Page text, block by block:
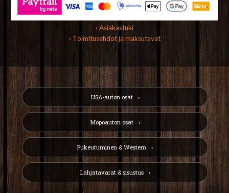
› Asiakastuki
› Toimitusehdot ja maksutavat
USA-auton osat
Mopoauton osat
Pukeutuminen & Western
Lahjatavarat & sisustus